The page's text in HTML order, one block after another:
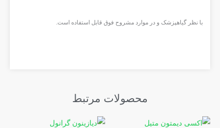
با نظر گیاهپزشک و در موارد مشروح فوق قابل استفاده است.
محصولات مرتبط